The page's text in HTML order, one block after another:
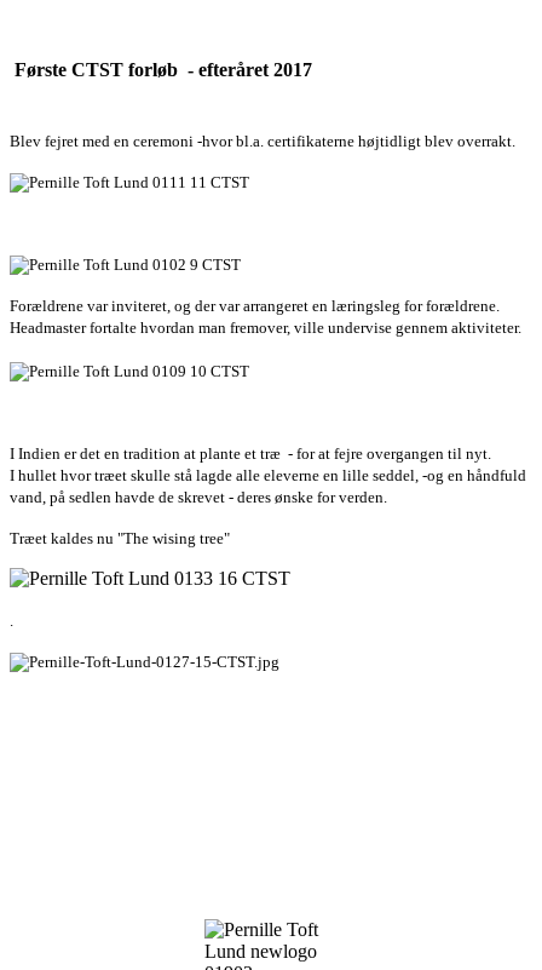
Første CTST forløb - efteråret 2017
Blev fejret med en ceremoni -hvor bl.a. certifikaterne højtidligt blev overrakt.
Forældrene var inviteret, og der var arrangeret en læringsleg for forældrene.
Headmaster fortalte hvordan man fremover, ville undervise gennem aktiviteter.
I Indien er det en tradition at plante et træ - for at fejre overgangen til nyt.
I hullet hvor træet skulle stå lagde alle eleverne en lille seddel, -og en håndfuld
vand, på sedlen havde de skrevet - deres ønske for verden.
Træet kaldes nu "The wising tree"